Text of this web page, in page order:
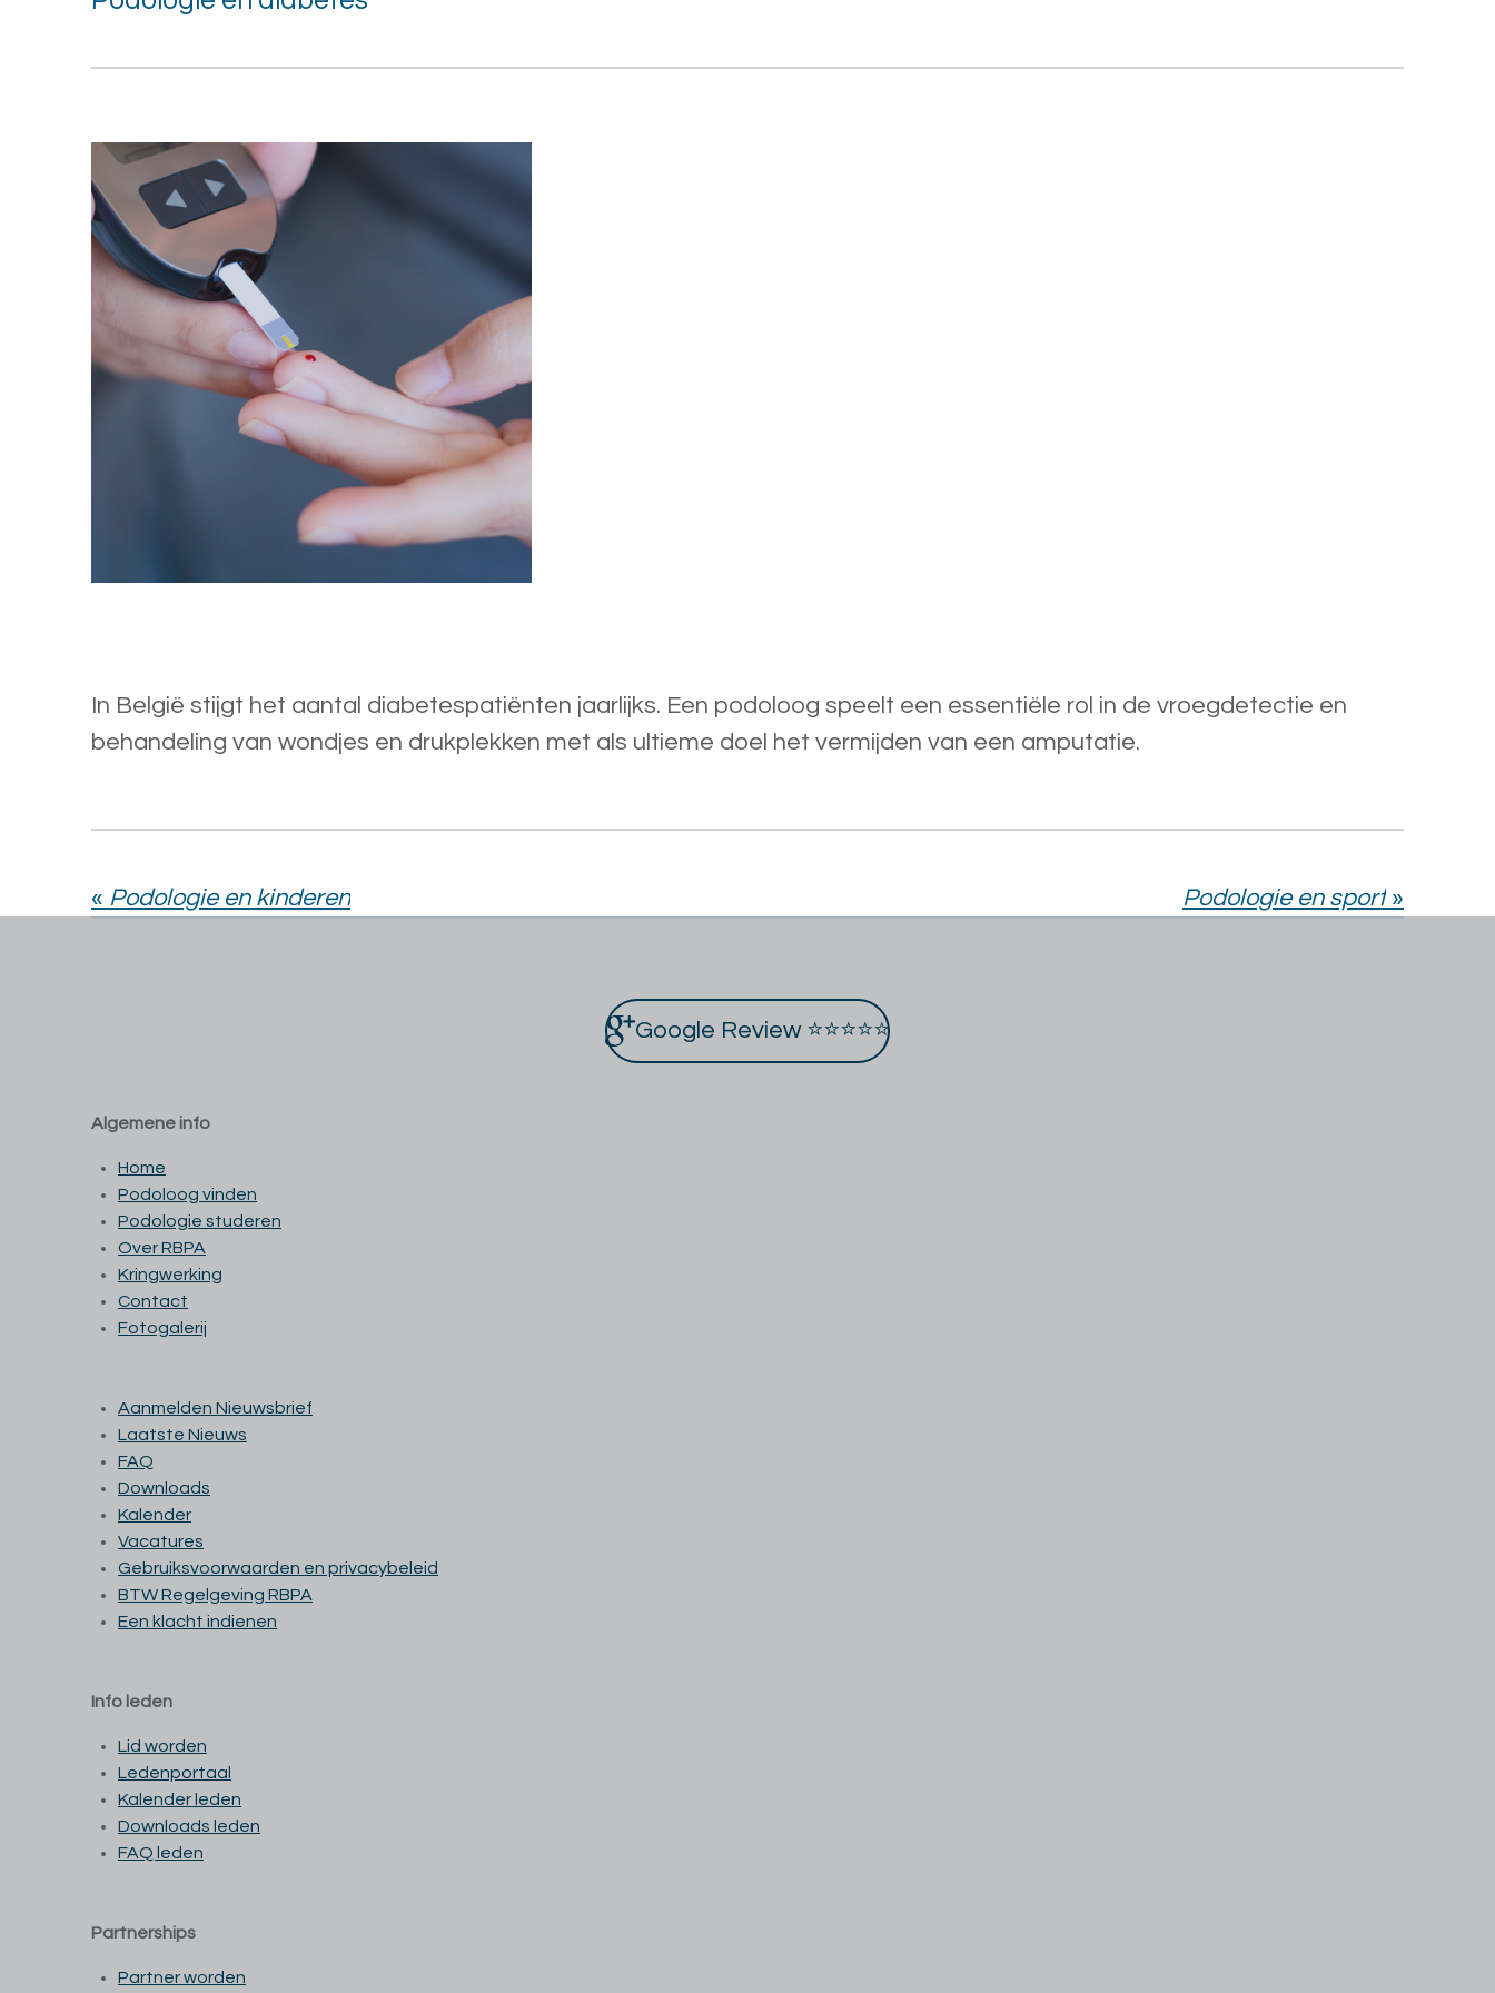
In België stijgt het aantal diabetespatiënten jaarlijks. Een podoloog speelt een essentiële rol in de vroegdetectie en
behandeling van wondjes en drukplekken met als ultieme doel het vermijden van een amputatie.​‌‍​‍​‍‌‍ ​‍‌‍‍‌‌‍‌‌‍‍‌‌‍‍​‍​‍​‍‍​‍​‍‌​‌‍​‌‌‍‍‌‍‍‌‌‌​‌‍‌​‍‍‌‍‍‌‌‍ ​‍​‍​‍​​‍​‍‌‍‍​‌​‍‌‍‌‌‌‍‌‍​‍​‍
« Podologie en​​‌‍​‍​‍‌‍ ‌kinderen​‍​‍​‍‍​‍​‍‌​‌‍​‌‌‍‍‌‍‍‌‌‌​‌‍‌​‍‍‌‍‍‌‌‍ Podologie en​​‌‍​‍​‍‌‍ ‌s‌‍port​‌‌‍‍‌‍‍‌‌‌​‌‍‌​‍‍‌‍‍‌‌‍ »
Google Review ⭐⭐⭐⭐⭐
Algemene info
Home
Podoloog vinden
Podologie studeren
Over RBPA
Kringwerking
Contact
Fotogalerij
Aanmelden Nieuwsbrief
Laatste Nieuws
FAQ
Downloads
Kalender
Vacatures
Gebruiksvoorwaarden en privacybeleid
BTW Regelgeving RBPA
Een klacht indienen
Info leden
Lid worden
Ledenportaal
Kalender leden
Downloads leden
FAQ leden
Partnerships
Partner worden